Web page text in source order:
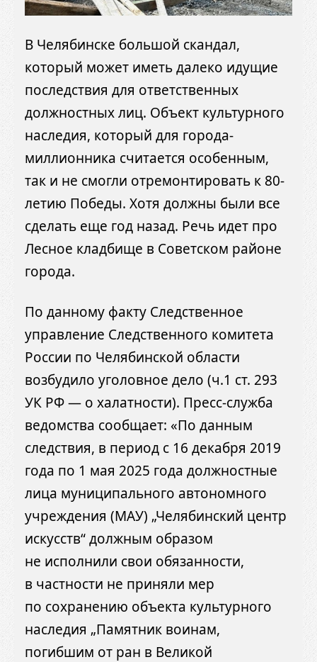
В Челябинске большой скандал,
который может иметь далеко идущие
последствия для ответственных
должностных лиц. Объект культурного
наследия, который для города-
миллионника считается особенным,
так и не смогли отремонтировать к 80-
летию Победы. Хотя должны были все
сделать еще год назад. Речь идет про
Лесное кладбище в Советском районе
города.
По данному факту Следственное
управление Следственного комитета
России по Челябинской области
возбудило уголовное дело (ч.1 ст. 293
УК РФ — о халатности). Пресс-служба
ведомства сообщает: «По данным
следствия, в период с 16 декабря 2019
года по 1 мая 2025 года должностные
лица муниципального автономного
учреждения (МАУ) „Челябинский центр
искусств“ должным образом
не исполнили свои обязанности,
в частности не приняли мер
по сохранению объекта культурного
наследия „Памятник воинам,
погибшим от ран в Великой